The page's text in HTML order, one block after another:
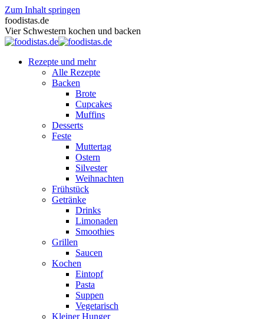
Zum Inhalt springen
foodistas.de
Vier Schwestern kochen und backen
Rezepte und mehr
Alle Rezepte
Backen
Brote
Cupcakes
Muffins
Desserts
Feste
Muttertag
Ostern
Silvester
Weihnachten
Frühstück
Getränke
Drinks
Limonaden
Smoothies
Grillen
Saucen
Kochen
Eintopf
Pasta
Suppen
Vegetarisch
Kleiner Hunger